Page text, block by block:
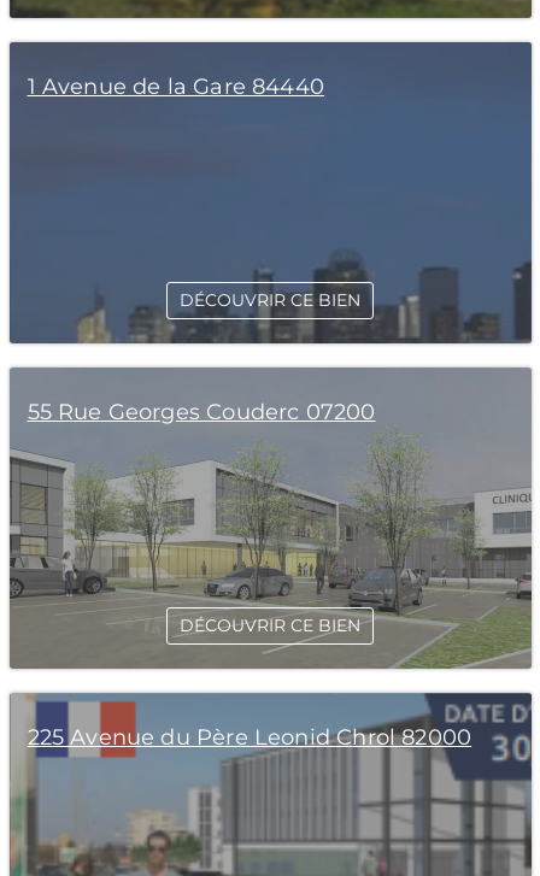
1 Avenue de la Gare 84440
DÉCOUVRIR CE BIEN
55 Rue Georges Couderc 07200
DÉCOUVRIR CE BIEN
225 Avenue du Père Leonid Chrol 82000